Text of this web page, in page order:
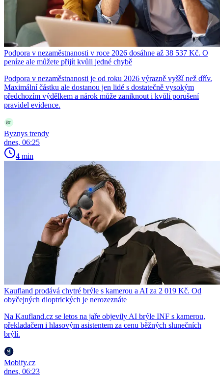
Podpora v nezaměstnanosti v roce 2026 dosáhne až 38 537 Kč. O
peníze ale můžete přijít kvůli jedné chybě
Podpora v nezaměstnanosti je od roku 2026 výrazně vyšší než dřív.
Maximální částku ale dostanou jen lidé s dostatečně vysokým
předchozím výdělkem a nárok může zaniknout i kvůli porušení
pravidel evidence.
Byznys trendy
dnes, 06:25
4 min
Kaufland prodává chytré brýle s kamerou a AI za 2 019 Kč. Od
obyčejných dioptrických je nerozeznáte
Na Kaufland.cz se letos na jaře objevily AI brýle INF s kamerou,
překladačem i hlasovým asistentem za cenu běžných slunečních
brýlí.
Mobify.cz
dnes, 06:23